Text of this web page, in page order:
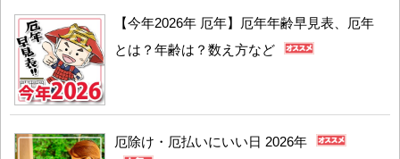
【今年2026年 厄年】厄年年齢早見表、厄年
とは？年齢は？数え方など
厄除け・厄払いにいい日 2026年